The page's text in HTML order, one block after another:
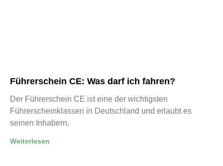
Führerschein CE: Was darf ich fahren?
Der Führerschein CE ist eine der wichtigsten
Führerscheinklassen in Deutschland und erlaubt es
seinen Inhabern,
Weiterlesen